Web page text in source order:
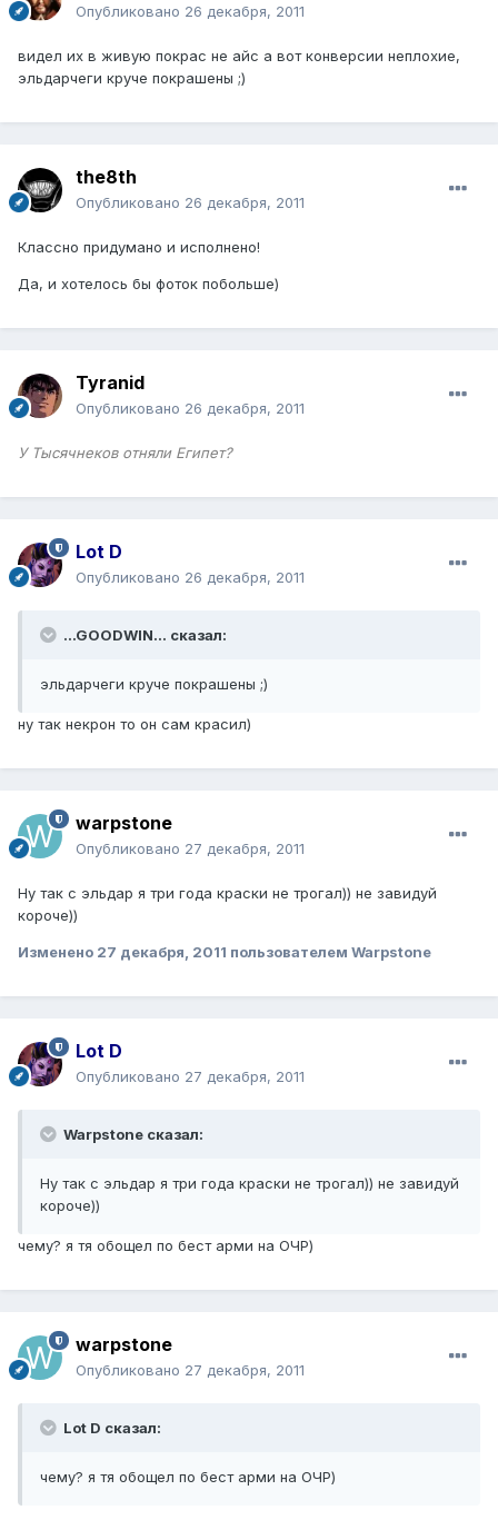
Опубликовано 26 декабря, 2011
видел их в живую покрас не айс а вот конверсии неплохие,
эльдарчеги круче покрашены ;)
the8th
Опубликовано 26 декабря, 2011
Классно придумано и исполнено!
Да, и хотелось бы фоток побольше)
Tyranid
Опубликовано 26 декабря, 2011
У Тысячнеков отняли Египет?
Lot D
Опубликовано 26 декабря, 2011
...GOODWIN... сказал:
эльдарчеги круче покрашены ;)
ну так некрон то он сам красил)
warpstone
Опубликовано 27 декабря, 2011
Ну так с эльдар я три года краски не трогал)) не завидуй
короче))
Изменено 27 декабря, 2011 пользователем Warpstone
Lot D
Опубликовано 27 декабря, 2011
Warpstone сказал:
Ну так с эльдар я три года краски не трогал)) не завидуй
короче))
чему? я тя обощел по бест арми на ОЧР)
warpstone
Опубликовано 27 декабря, 2011
Lot D сказал:
чему? я тя обощел по бест арми на ОЧР)